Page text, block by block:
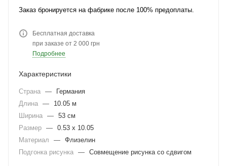
Заказ бронируется на фабрике после 100% предоплаты.
Бесплатная доставка
при заказе от 2 000 грн
Подробнее
Характеристики
Страна —
Германия
Длина —
10.05 м
Ширина — 53 см
Размер — 0.53 x 10.05
Материал
— Флизелин
Подгонка рисунка — Совмещение рисунка со сдвигом